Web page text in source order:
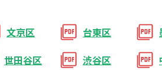
文京区 台東区
世田谷区 渋谷区